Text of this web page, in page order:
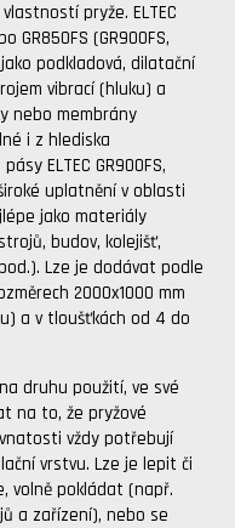
pryže. ELTEC
GR850FS (GR900FS,
podkladová, dilatační
vibrací (hluku) a
nebo membrány
i z hlediska
ELTEC GR900FS,
uplatnění v oblasti
jako materiály
budov, kolejišť,
Lze je dodávat podle
2000x1000 mm
a v tloušťkách od 4 do
druhu použití, ve své
na to, že pryžové
vždy potřebují
vrstvu. Lze je lepit či
volně pokládat (např.
a zařízení), nebo se